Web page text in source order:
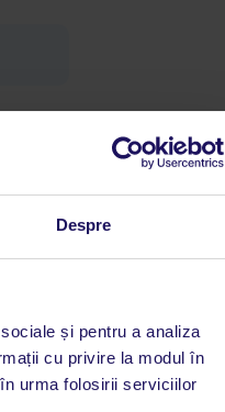
Despre
și pentru a analiza
cu privire la modul în
urma folosirii serviciilor